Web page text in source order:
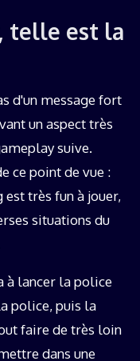
d'un message fort
un aspect très
suive.
ce point de vue :
très fun à jouer,
situations du
à lancer la police
police, puis la
faire de très loin
dans une